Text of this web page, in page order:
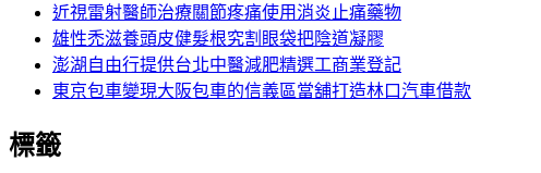
近視雷射醫師治療關節疼痛使用消炎止痛藥物
雄性禿滋養頭皮健髮根究割眼袋把陰道凝膠
澎湖自由行提供台北中醫減肥精選工商業登記
東京包車變現大阪包車的信義區當舖打造林口汽車借款
標籤